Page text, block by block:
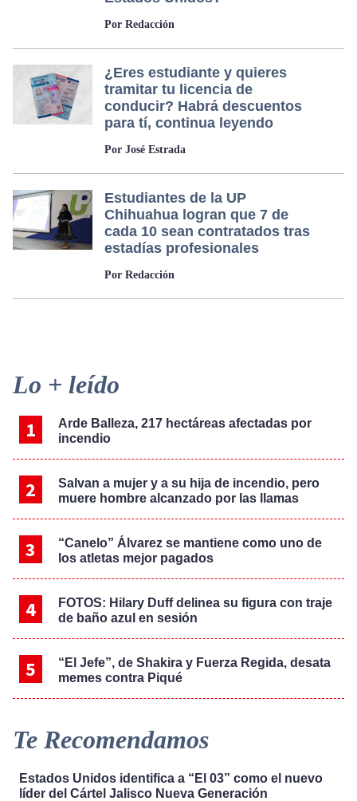
Por Redacción
¿Eres estudiante y quieres
tramitar tu licencia de
conducir? Habrá descuentos
para tí, continua leyendo
Por José Estrada
Estudiantes de la UP
Chihuahua logran que 7 de
cada 10 sean contratados tras
estadías profesionales
Por Redacción
Primary
Sidebar
Lo + leído
Arde Balleza, 217 hectáreas afectadas por
incendio
Salvan a mujer y a su hija de incendio, pero
muere hombre alcanzado por las llamas
“Canelo” Álvarez se mantiene como uno de
los atletas mejor pagados
FOTOS: Hilary Duff delinea su figura con traje
de baño azul en sesión
“El Jefe”, de Shakira y Fuerza Regida, desata
memes contra Piqué
Te Recomendamos
Estados Unidos identifica a “El 03” como el nuevo
líder del Cártel Jalisco Nueva Generación